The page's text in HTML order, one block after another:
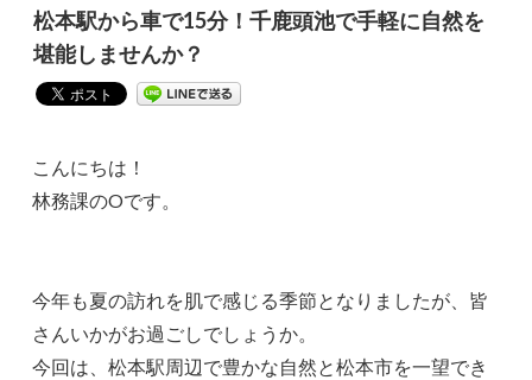
松本駅から車で15分！千鹿頭池で手軽に自然を
堪能しませんか？
こんにちは！
林務課のOです。
今年も夏の訪れを肌で感じる季節となりましたが、皆
さんいかがお過ごしでしょうか。
今回は、松本駅周辺で豊かな自然と松本市を一望でき